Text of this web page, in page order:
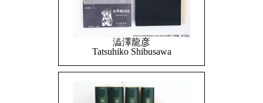
澁澤龍彦
Tatsuhiko Shibusawa